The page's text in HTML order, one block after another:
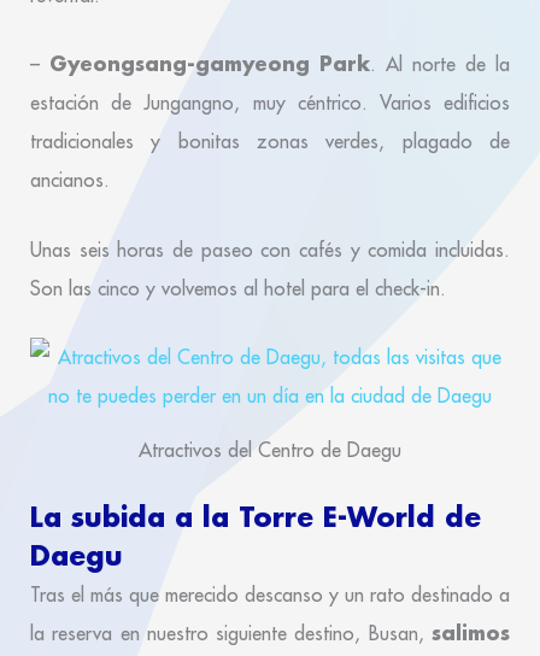
– Gyeongsang-gamyeong Park. Al norte de la
estación de Jungangno, muy céntrico. Varios edificios
tradicionales y bonitas zonas verdes, plagado de
ancianos.
Unas seis horas de paseo con cafés y comida incluidas.
Son las cinco y volvemos al hotel para el check-in.
Atractivos del Centro de Daegu
La subida a la Torre E-World de
Daegu
Tras el más que merecido descanso y un rato destinado a
la reserva en nuestro siguiente destino, Busan, salimos